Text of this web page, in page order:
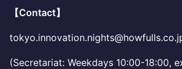
【Contact】
(Secretariat: Weekdays 10:00-18:00,